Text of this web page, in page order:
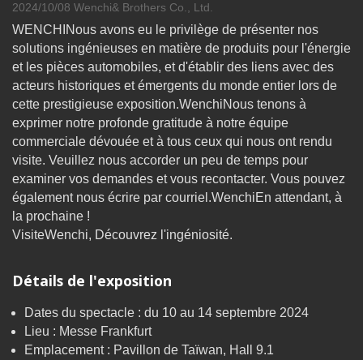
2024/10/08 Wenchi& Brothers Co., Ltd.
WENCHINous avons eu le privilège de présenter nos
solutions ingénieuses en matière de produits pour l'énergie
et les pièces automobiles, et d'établir des liens avec des
acteurs historiques et émergents du monde entier lors de
cette prestigieuse exposition.WenchiNous tenons à
exprimer notre profonde gratitude à notre équipe
commerciale dévouée et à tous ceux qui nous ont rendu
visite. Veuillez nous accorder un peu de temps pour
examiner vos demandes et vous recontacter. Vous pouvez
également nous écrire par courriel.WenchiEn attendant, à
la prochaine !
VisiteWenchi, Découvrez l'ingéniosité.
Détails de l'exposition
Dates du spectacle : du 10 au 14 septembre 2024
Lieu : Messe Frankfurt
Emplacement : Pavillon de Taïwan, Hall 9.1